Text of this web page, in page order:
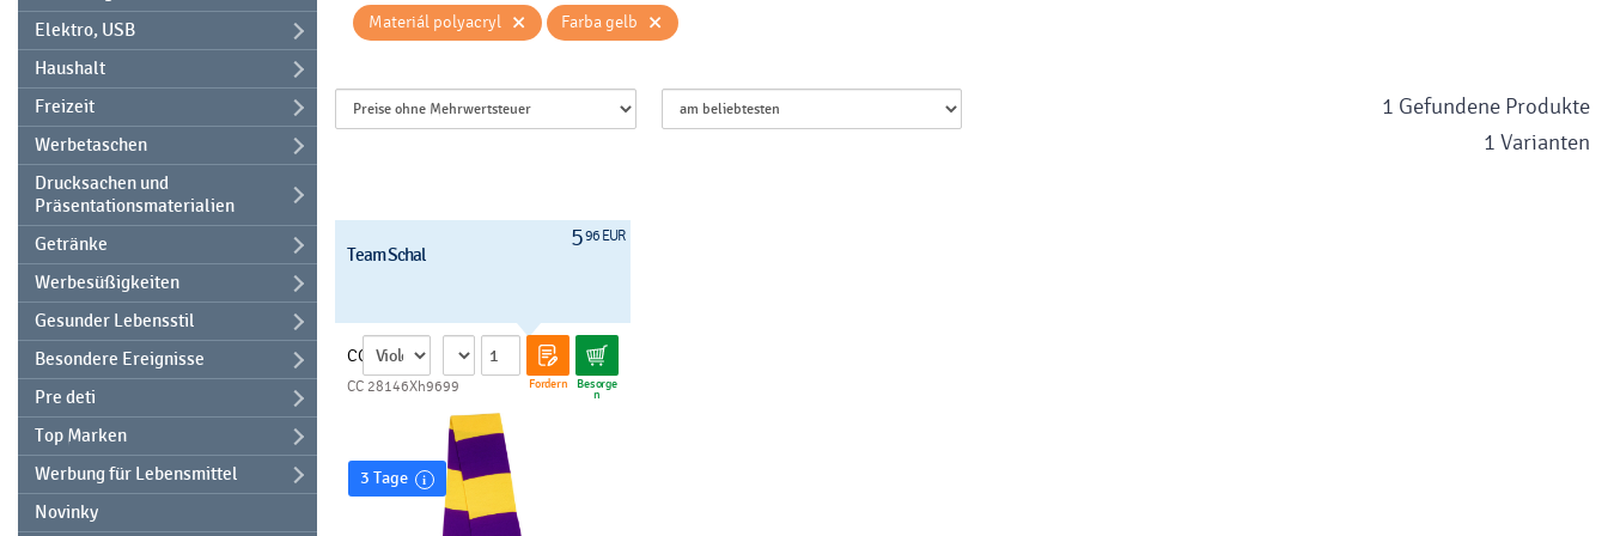
Elektro, USB
Haushalt
Freizeit
Werbetaschen
Drucksachen und
Präsentationsmaterialien
Getränke
Werbesüßigkeiten
Gesunder Lebensstil
Besondere Ereignisse
Pre deti
Top Marken
Werbung für Lebensmittel
Novinky
Materiál polyacryl × Farba gelb ×
1 Gefundene Produkte
1 Varianten
596 EUR
Team Schal
CC
Fordern Besorge
n
CC 28146Xh9699
3 Tage